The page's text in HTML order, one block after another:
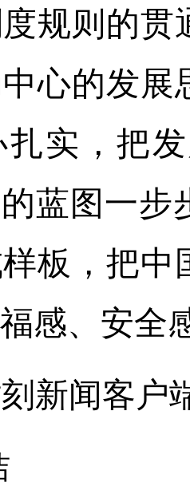
规则的
心的发展
扎实，把
蓝图一
板，把
感、安全
新闻客户